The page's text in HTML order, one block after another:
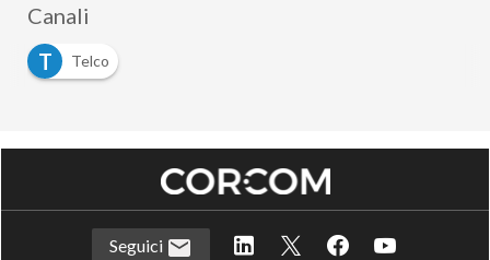
Canali
T
Telco
Seguici